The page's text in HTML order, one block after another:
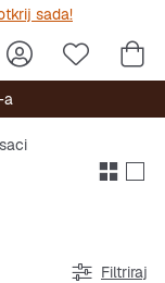
sada!
a
Filtriraj